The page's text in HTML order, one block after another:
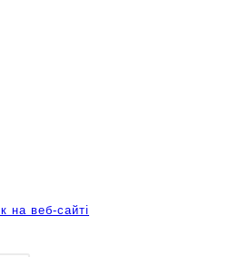
на веб-сайті